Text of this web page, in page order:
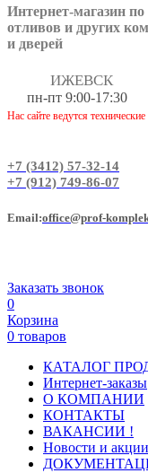
Интернет-магазин
отливов и других
и дверей
ИЖЕВСК
пн-пт 9:00-17:30
Нас сайте ведутся
+7 (3412) 57-32-14
+7 (912) 749-86-07
Еmail:office@prof-
Заказать звонок
0
Корзина
0 товаров
КАТАЛОГ
Интернет-заказы
О КОМПАНИИ
КОНТАКТЫ
ВАКАНСИИ !
Новости и акции